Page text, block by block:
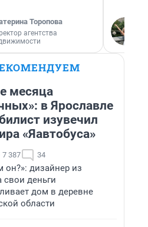
Торопова
агентства
месяца
в Ярославле
изувечил
«Яавтобуса»
7 387 34
он?»: дизайнер из
деньги
дом в деревне
области